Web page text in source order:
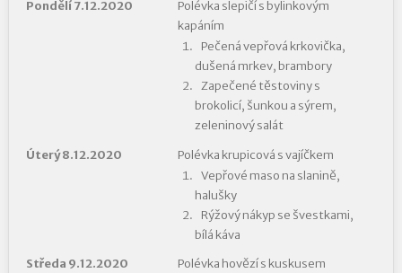
Pondělí 7.12.2020
Polévka slepičí s bylinkovým
kapáním
Pečená vepřová krkovička,
dušená mrkev, brambory
Zapečené těstoviny s
brokolicí, šunkou a sýrem,
zeleninový salát
Úterý 8.12.2020
Polévka krupicová s vajíčkem
Vepřové maso na slanině,
halušky
Rýžový nákyp se švestkami,
bílá káva
Středa 9.12.2020
Polévka hovězí s kuskusem